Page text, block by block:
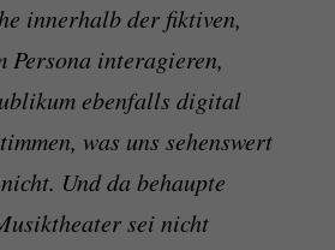
innerhalb der fiktiven,
interagieren,
ebenfalls digital
was uns sehenswert
Und da behaupte
sei nicht